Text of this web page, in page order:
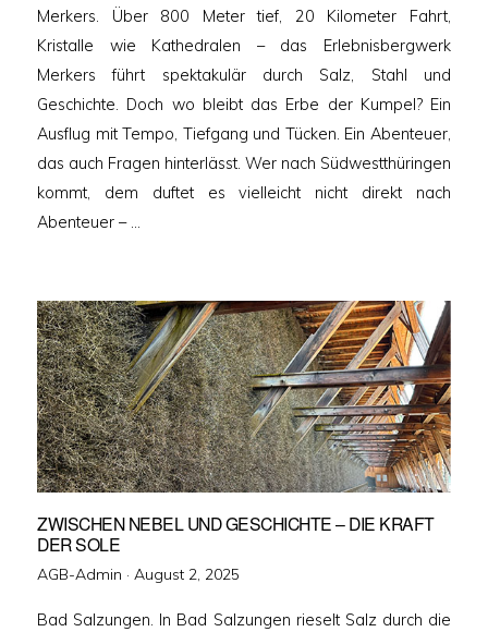
Merkers. Über 800 Meter tief, 20 Kilometer Fahrt,
Kristalle wie Kathedralen – das Erlebnisbergwerk
Merkers führt spektakulär durch Salz, Stahl und
Geschichte. Doch wo bleibt das Erbe der Kumpel? Ein
Ausflug mit Tempo, Tiefgang und Tücken. Ein Abenteuer,
das auch Fragen hinterlässt. Wer nach Südwestthüringen
kommt, dem duftet es vielleicht nicht direkt nach
Abenteuer – …
ZWISCHEN NEBEL UND GESCHICHTE – DIE KRAFT
DER SOLE
AGB-Admin · Veröffentlicht
August 2, 2025
Bad Salzungen. In Bad Salzungen rieselt Salz durch die